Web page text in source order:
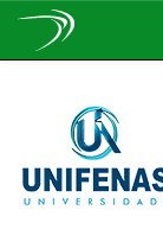
navigation